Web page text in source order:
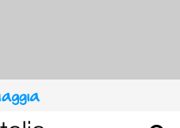
QUESTO
SITO
CONTRIBUISCE